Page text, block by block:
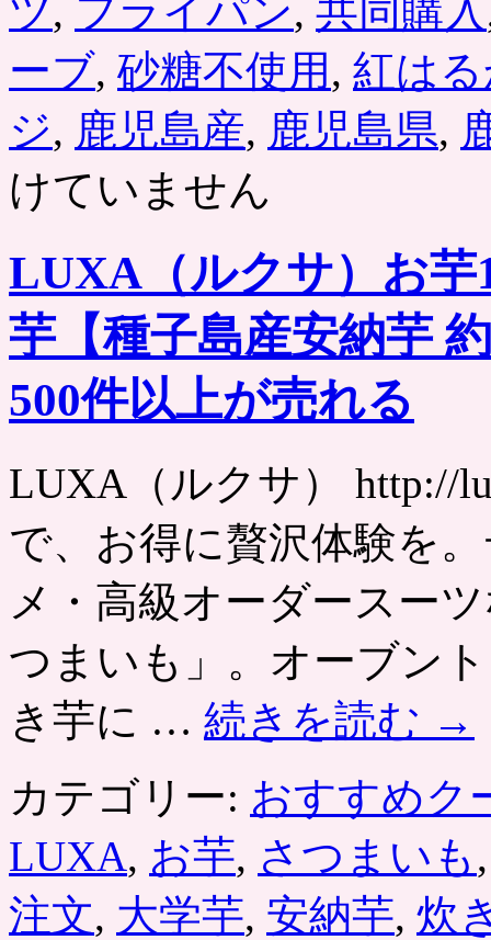
ツ, フライパン, 共同購入
ーブ, 砂糖不使用 , 紅は
ジ, 鹿児島産, 鹿児島県,
けていません
LUXA（ルクサ）お芋
芋【種子島産安納芋
500件以上が売れる
LUXA（ルクサ） http://
で、お得に贅沢体験を
メ・高級オーダースー
つまいも」。オーブン
き芋に … 続きを読む →
カテゴリー: おすすめク
LUXA, お芋, さつまいも
注文, 大学芋, 安納芋, 炊